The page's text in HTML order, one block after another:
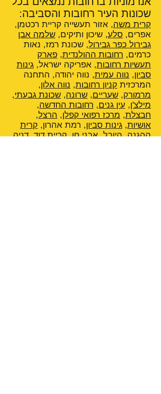
שכונות העיר רחובות והסביבה:
קרית משה, אזור תעשייה קריית רכטמן,
אפרים, סלע, שיכון ותיקים, שלמה אבן
גבירול כפר גבירול, שכונת רמז, נאות
כרמים, רחובות ההולנדית, פארק
תעשיות רחובות, אפריקה ישראל, גינות
סביון, נווה עמית, נווה יהודה, התחנה
המרכזית קניון רחובות, נווה אלון,
מרמורק, שעריים, שרונה, שכונת גבעתי,
מילצ'ן, עין גנים, רחובות החדשה,
חבצלת, מרכז רפואי קפלן, הרצל,
אושיות, גינות סביון, רמת אהרון, קרית
ההגנה,היובל, אבני חן,קריית דוד,דניה,